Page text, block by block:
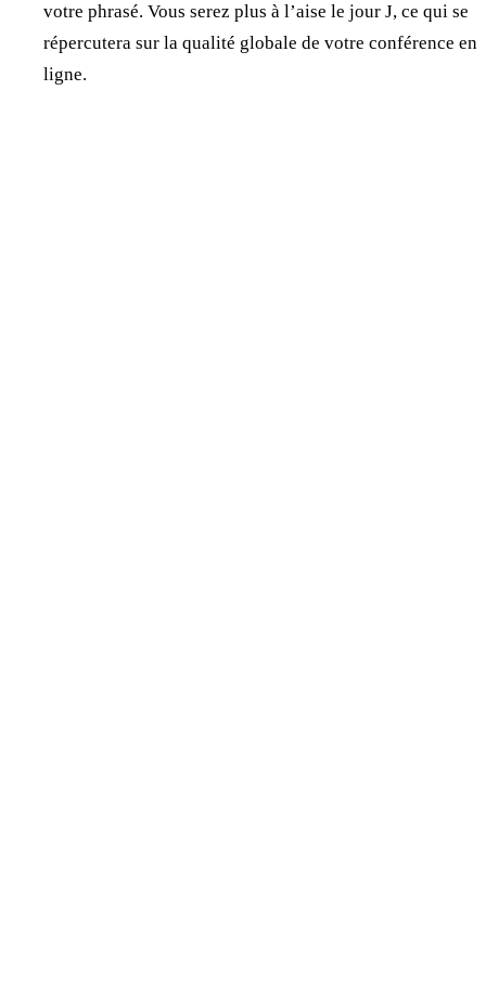
votre phrasé. Vous serez plus à l’aise le jour J, ce qui se
répercutera sur la qualité globale de votre conférence en
ligne.